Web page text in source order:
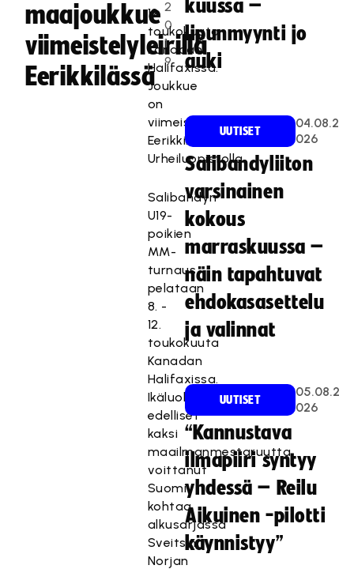
maajoukkue
viimeistelyleirillä
Eerikkilässä
2
0
1
9
12.
toukokuuta
Kanadan
Halifaxissa.
Joukkue
on
viimeistelyleirillä
Eerikkilän
Urheiluopistolla.
Salibandyn
U19-
poikien
MM-
turnaus
pelataan
8. -
12.
toukokuuta
Kanadan
Halifaxissa.
Ikäluokan
edelliset
kaksi
maailmanmestaruutta
voittanut
Suomi
kohtaa
alkusarjassa
Sveitsin,
Norjan
kuussa –
lipunmyynti jo
auki
UUTISET
04.08.2
026
Salibandyliiton
varsinainen
kokous
marraskuussa –
näin tapahtuvat
ehdokasasettelu
ja valinnat
UUTISET
05.08.2
026
“Kannustava
ilmapiiri syntyy
yhdessä – Reilu
Aikuinen -pilotti
käynnistyy”